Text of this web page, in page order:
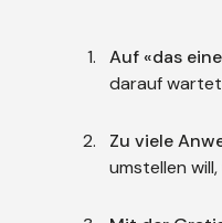
Auf «das
darauf
Zu viele
umstellen